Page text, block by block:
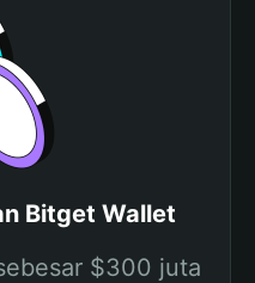
Bitget Wallet
$300 juta